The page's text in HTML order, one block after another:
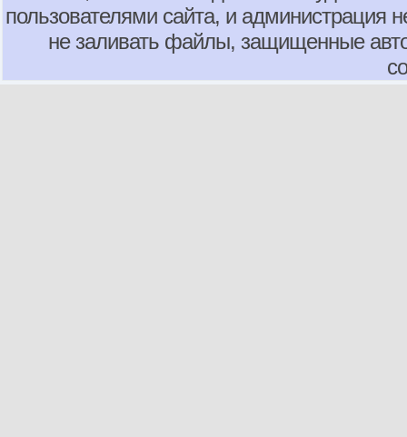
пользователями сайта, и администрация
не заливать файлы, защищенные